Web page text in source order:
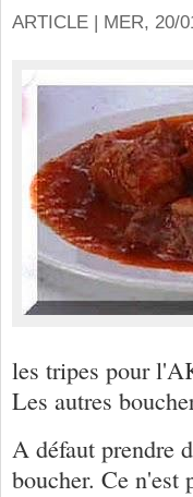
ARTICLE | MER, 20/
les tripes pour
Les autres
A défaut prendre
boucher. Ce n'est